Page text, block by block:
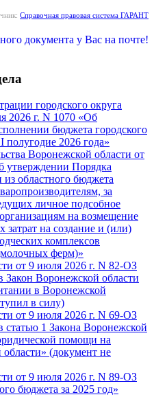
Справочная правовая система ГАРАНТ
городского округа
2026 г. N 1070 «Об
бюджета городского
полугодие 2026 года»
Воронежской области от
утверждении Порядка
из областного бюджета
за
личное подсобное
на возмещение
на создание и (или)
комплексов
ферм)»
от 9 июля 2026 г. N 82-ОЗ
Воронежской области
в Воронежской
в силу)
от 9 июля 2026 г. N 69-ОЗ
1 Закона Воронежской
помощи на
(документ не
от 9 июля 2026 г. N 89-ОЗ
бюджета за 2025 год»